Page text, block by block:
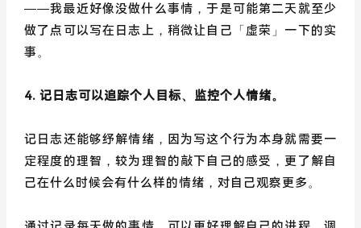
——我最近好像没做什么事情，于是可能第二天就至少
做了点可以写在日志上，稍微让自己「虚荣」一下的实
事。
4. 记日志可以追踪个人目标、监控个人情绪。
记日志还能够纾解情绪，因为写这个行为本身就需要一
定程度的理智，较为理智的敲下自己的感受，更了解自
己在什么时候会有什么样的情绪，对自己观察更多。